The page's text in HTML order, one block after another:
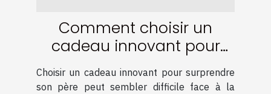
Comment choisir un
cadeau innovant pour
surprendre son père
Choisir un cadeau innovant pour surprendre
son père peut sembler difficile face à la